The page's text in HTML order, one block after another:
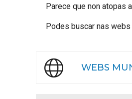
Parece que non atopas
Podes buscar nas
WEBS